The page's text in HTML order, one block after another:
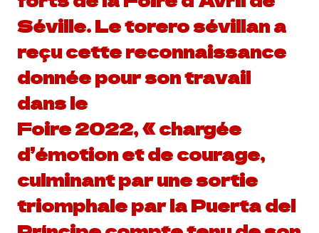
Séville. Le torero sévillan a
reçu cette reconnaissance
donnée pour son travail
dans le
Foire 2022, « chargée
d’émotion et de courage,
culminant par une sortie
triomphale par la Puerta del